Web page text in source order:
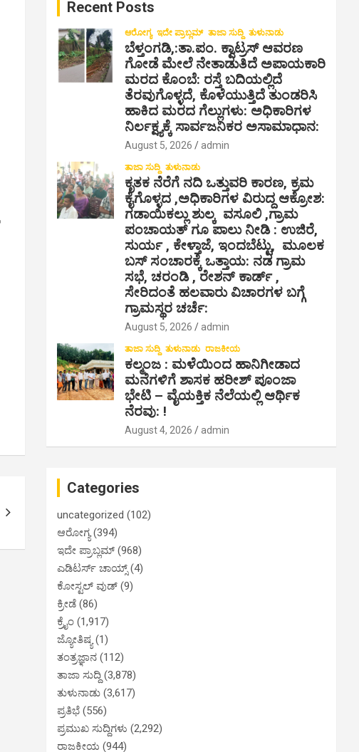
Recent Posts
ಆರೋಗ್ಯ ಇದೇ ಪ್ರಾಬ್ಲಮ್ ತಾಜಾ ಸುದ್ದಿ ತುಳುನಾಡು
ಬೆಳ್ತಂಗಡಿ,:ತಾ.ಪಂ‌. ಕ್ವಾಟ್ರಸ್ ಆವರಣ
ಗೋಡೆ ಮೇಲೆ ನೇತಾಡುತಿದೆ ಅಪಾಯಕಾರಿ
ಮರದ ಕೊಂಬೆ: ರಸ್ತೆ ಬದಿಯಲ್ಲಿದೆ
ತೆರವುಗೊಳ್ಳದೆ, ಕೊಳೆಯುತ್ತಿದೆ ತುಂಡರಿಸಿ
ಹಾಕಿದ ಮರದ ಗೆಲ್ಲುಗಳು: ಅಧಿಕಾರಿಗಳ
ನಿರ್ಲಕ್ಷ್ಯಕ್ಕೆ ಸಾರ್ವಜನಿಕರ ಅಸಾಮಾಧಾನ:
August 5, 2026 admin
ತಾಜಾ ಸುದ್ದಿ ತುಳುನಾಡು
ಕೃತಕ ನೆರೆಗೆ ನದಿ ಒತ್ತುವರಿ ಕಾರಣ, ಕ್ರಮ
ಕೈಗೊಳ್ಳದ ,ಅಧಿಕಾರಿಗಳ ವಿರುದ್ದ ಆಕ್ರೋಶ:
ಗಡಾಯಿಕಲ್ಲು ಶುಲ್ಕ ವಸೂಲಿ ,ಗ್ರಾಮ
ಪಂಚಾಯತ್ ಗೂ ಪಾಲು ನೀಡಿ : ಉಜಿರೆ,
ಸುರ್ಯ , ಕೇಳ್ತಾಜೆ, ಇಂದಬೆಟ್ಟು, ಮೂಲಕ
ಬಸ್ ಸಂಚಾರಕ್ಕೆ ಒತ್ತಾಯ: ನಡ ಗ್ರಾಮ
ಸಭೆ, ಚರಂಡಿ , ರೇಶನ್ ಕಾರ್ಡ್ ,
ಸೇರಿದಂತೆ ಹಲವಾರು ವಿಚಾರಗಳ ಬಗ್ಗೆ
ಗ್ರಾಮಸ್ಥರ ಚರ್ಚೆ:
August 5, 2026 admin
ತಾಜಾ ಸುದ್ದಿ ತುಳುನಾಡು ರಾಜಕೀಯ
ಕಲ್ಮಂಜ : ಮಳೆಯಿಂದ ಹಾನಿಗೀಡಾದ
ಮನೆಗಳಿಗೆ ಶಾಸಕ ಹರೀಶ್ ಪೂಂಜಾ
ಭೇಟಿ – ವೈಯಕ್ತಿಕ ನೆಲೆಯಲ್ಲಿ ಆರ್ಥಿಕ‌
ನೆರವು: !
August 4, 2026 admin
Categories
uncategorized (102)
ಆರೋಗ್ಯ(394)
ಇದೇ ಪ್ರಾಬ್ಲಮ್ (968)
ಎಡಿಟರ್ಸ್ ಚಾಯ್ಸ್(4)
ಕೋಸ್ಟಲ್ ವುಡ್ (9)
ಕ್ರೀಡೆ (86)
ಕ್ರೈಂ (1,917)
ಜ್ಯೋತಿಷ್ಯ(1)
ತಂತ್ರಜ್ಞಾನ (112)
ತಾಜಾ ಸುದ್ದಿ (3,878)
ತುಳುನಾಡು (3,617)
ಪ್ರತಿಭೆ (556)
ಪ್ರಮುಖ ಸುದ್ದಿಗಳು (2,292)
ರಾಜಕೀಯ (944)